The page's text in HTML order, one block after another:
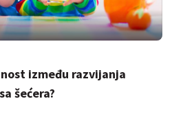
između razvijanja
šećera?